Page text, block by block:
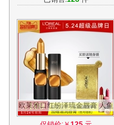
欧莱雅口红纷泽琉金唇膏 人鱼
姬姨妈色百搭琉金色持久滋润